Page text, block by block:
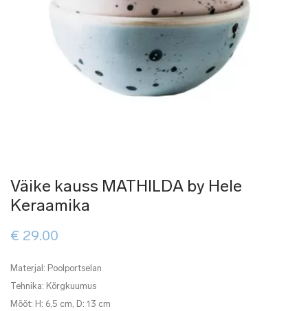
Väike kauss MATHILDA by Hele
Keraamika
€ 29.00
Materjal: Poolportselan
Tehnika: Kõrgkuumus
Mõõt: H: 6,5 cm, D: 13 cm